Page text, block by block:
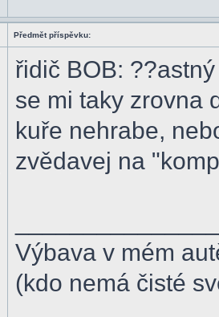
Předmět příspěvku:
řidič BOB:
se mi taky zrovna
kuře nehrabe,
zvědavej na
Výbava v mém
(kdo nemá čisté